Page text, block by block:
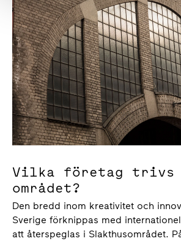
Vilka företag
området?
Den bredd inom kreativitet och
Sverige förknippas med
att återspeglas i Slakthusområdet.